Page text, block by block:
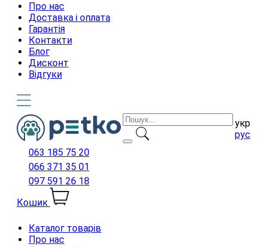
Про нас
Доставка і оплата
Гарантія
Контакти
Блог
Дисконт
Відгуки
укр
рус
063 185 75 20
066 371 35 01
097 591 26 18
Кошик
Каталог товарів
Про нас